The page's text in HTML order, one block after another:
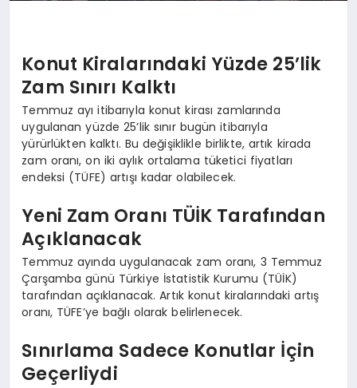
Konut Kiralarındaki Yüzde 25’lik
Zam Sınırı Kalktı
Temmuz ayı itibarıyla konut kirası zamlarında
uygulanan yüzde 25’lik sınır bugün itibarıyla
yürürlükten kalktı. Bu değişiklikle birlikte, artık kirada
zam oranı, on iki aylık ortalama tüketici fiyatları
endeksi (TÜFE) artışı kadar olabilecek.
Yeni Zam Oranı TÜİK Tarafından
Açıklanacak
Temmuz ayında uygulanacak zam oranı, 3 Temmuz
Çarşamba günü Türkiye İstatistik Kurumu (TÜİK)
tarafından açıklanacak. Artık konut kiralarındaki artış
oranı, TÜFE’ye bağlı olarak belirlenecek.
Sınırlama Sadece Konutlar İçin
Geçerliydi